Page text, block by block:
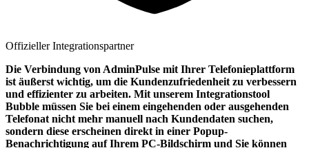
Offizieller Integrationspartner
Die Verbindung von AdminPulse mit Ihrer Telefonieplattform
ist äußerst wichtig, um die Kundenzufriedenheit zu verbessern
und effizienter zu arbeiten. Mit unserem Integrationstool
Bubble müssen Sie bei einem eingehenden oder ausgehenden
Telefonat nicht mehr manuell nach Kundendaten suchen,
sondern diese erscheinen direkt in einer Popup-
Benachrichtigung auf Ihrem PC-Bildschirm und Sie können